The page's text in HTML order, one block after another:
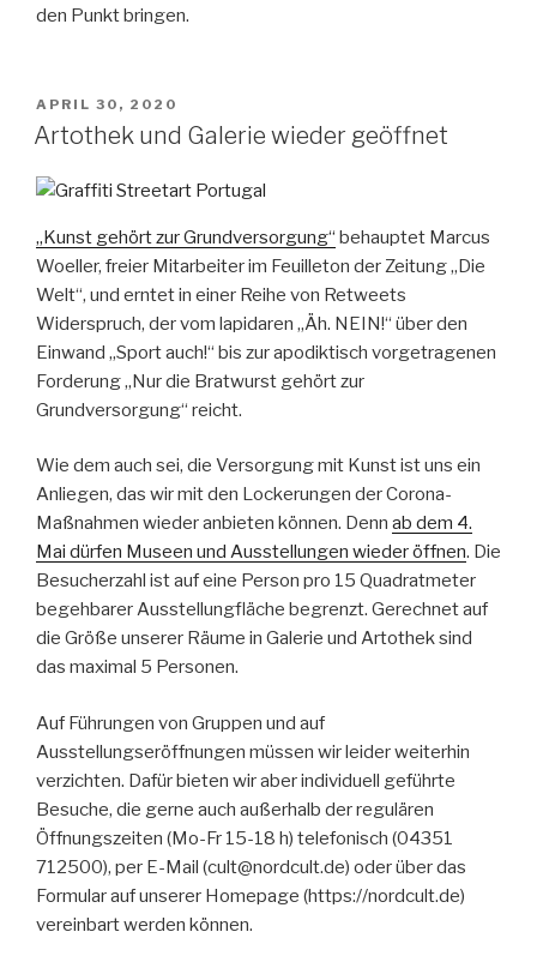
den Punkt bringen.
VERÖFFENTLICHT
AM
APRIL 30, 2020
Artothek und Galerie wieder geöffnet
„Kunst gehört zur Grundversorgung“ behauptet Marcus
Woeller, freier Mitarbeiter im Feuilleton der Zeitung „Die
Welt“, und erntet in einer Reihe von Retweets
Widerspruch, der vom lapidaren „Äh. NEIN!“ über den
Einwand „Sport auch!“ bis zur apodiktisch vorgetragenen
Forderung „Nur die Bratwurst gehört zur
Grundversorgung“ reicht.
Wie dem auch sei, die Versorgung mit Kunst ist uns ein
Anliegen, das wir mit den Lockerungen der Corona-
Maßnahmen wieder anbieten können. Denn ab dem 4.
Mai dürfen Museen und Ausstellungen wieder öffnen. Die
Besucherzahl ist auf eine Person pro 15 Quadratmeter
begehbarer Ausstellungfläche begrenzt. Gerechnet auf
die Größe unserer Räume in Galerie und Artothek sind
das maximal 5 Personen.
Auf Führungen von Gruppen und auf
Ausstellungseröffnungen müssen wir leider weiterhin
verzichten. Dafür bieten wir aber individuell geführte
Besuche, die gerne auch außerhalb der regulären
Öffnungszeiten (Mo-Fr 15-18 h) telefonisch (04351
712500), per E-Mail (cult@nordcult.de) oder über das
Formular auf unserer Homepage (https://nordcult.de)
vereinbart werden können.